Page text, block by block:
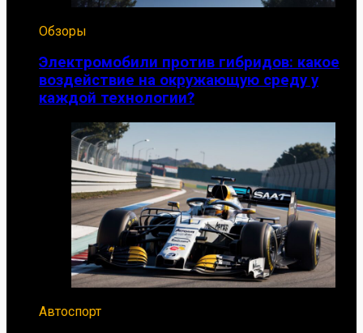
Обзоры
Электромобили против гибридов: какое
воздействие на окружающую среду у
каждой технологии?
Автоспорт